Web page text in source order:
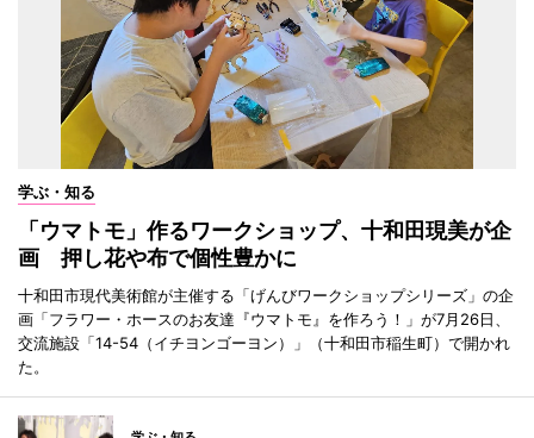
学ぶ・知る
「ウマトモ」作るワークショップ、十和田現美が企
画 押し花や布で個性豊かに
十和田市現代美術館が主催する「げんびワークショップシリーズ」の企
画「フラワー・ホースのお友達『ウマトモ』を作ろう！」が7月26日、
交流施設「14-54（イチヨンゴーヨン）」（十和田市稲生町）で開かれ
た。